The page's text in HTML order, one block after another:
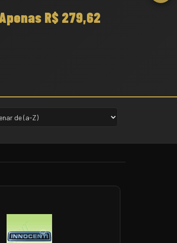
Apenas R$ 401,96